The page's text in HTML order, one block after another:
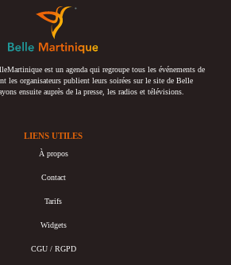
est un agenda qui regroupe tous les événements de
les organisateurs publient leurs soirées sur le site de Belle
ensuite auprès de la presse, les radios et télévisions.
LIENS UTILES
À propos
Contact
Tarifs
Widgets
CGU / RGPD